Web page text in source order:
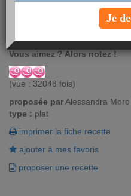
Votre régime ne ressemblera
ressemblent à cette papillote
Vous aimez ? Alors notez !
(vue : 32048 fois)
proposée parAlessandra
type : plat
imprimer la fiche recette
ajouter à mes favoris
proposer une recette
Je